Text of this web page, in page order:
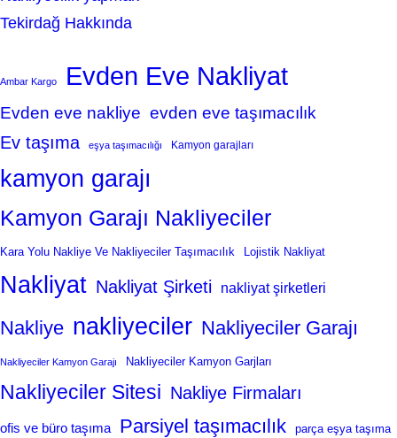
Tekirdağ Hakkında
Ambar Kargo Evden Eve Nakliyat
Evden eve nakliye evden eve taşımacılık
Ev taşıma eşya taşımacılığı Kamyon garajları
kamyon garajı
Kamyon Garajı Nakliyeciler
Kara Yolu Nakliye Ve Nakliyeciler Taşımacılık Lojistik Nakliyat
Nakliyat Nakliyat Şirketi nakliyat şirketleri
Nakliye nakliyeciler Nakliyeciler Garajı
Nakliyeciler Kamyon Garajı Nakliyeciler Kamyon Garjları
Nakliyeciler Sitesi Nakliye Firmaları
ofis ve büro taşıma Parsiyel taşımacılık parça eşya taşıma